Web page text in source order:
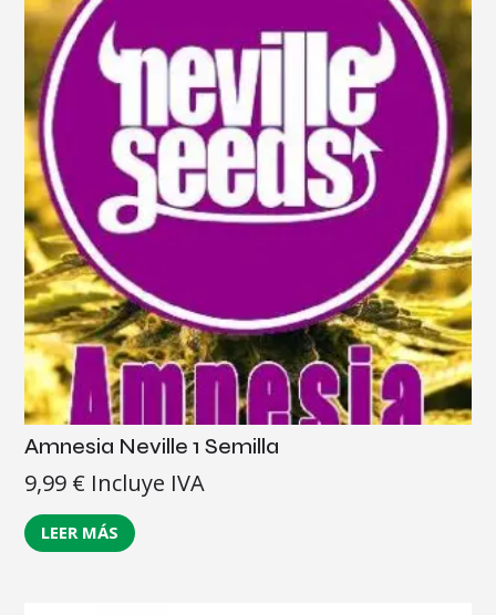
Amnesia Neville 1 Semilla
9,99 € Incluye IVA
LEER MÁS